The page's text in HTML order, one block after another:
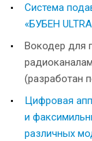
Система
«БУБЕН
Вокодер для
(разработан
Цифровая
и
различных